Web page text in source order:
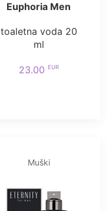
Euphoria Men
toaletna voda 20
ml
23.00 EUR
Muški